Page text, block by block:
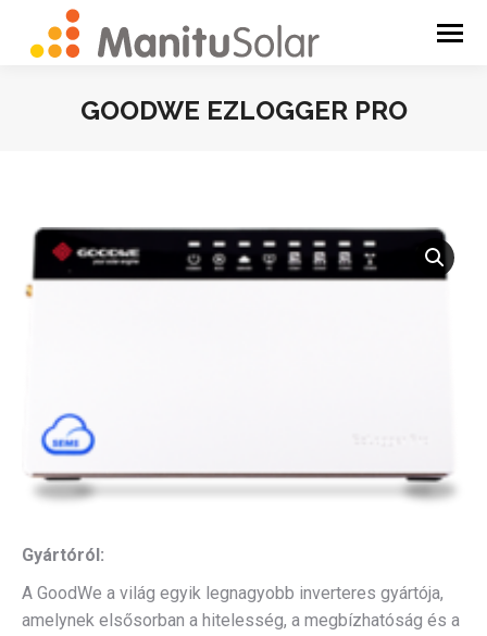
GOODWE EZLOGGER PRO
Gyártóról:
A GoodWe a világ egyik legnagyobb inverteres gyártója,
amelynek elsősorban a hitelesség, a megbízhatóság és a